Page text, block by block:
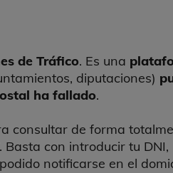
de Tráfico. Es una
diputaciones)
ha fallado.
consultar de forma
. Basta con introducir tu
notificarse en el